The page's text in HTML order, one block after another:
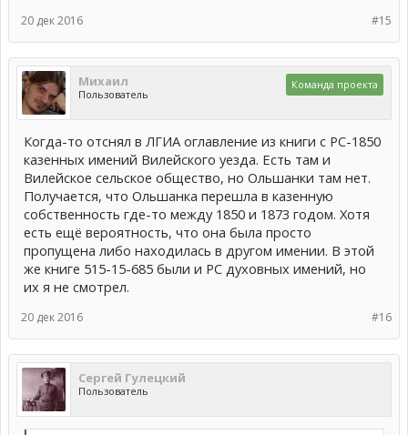
#15
20 дек 2016
Михаил
Пользователь
Команда проекта
Когда-то отснял в ЛГИА оглавление из книги с РС-1850
казенных имений Вилейского уезда. Есть там и
Вилейское сельское общество, но Ольшанки там нет.
Получается, что Ольшанка перешла в казенную
собственность где-то между 1850 и 1873 годом. Хотя
есть ещё вероятность, что она была просто
пропущена либо находилась в другом имении. В этой
же книге 515-15-685 были и РС духовных имений, но
их я не смотрел.
#16
20 дек 2016
Сергей Гулецкий
Пользователь